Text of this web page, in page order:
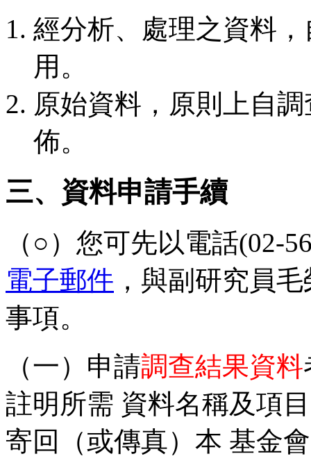
經分析、處理之資料
用。
原始資料，原則上自
佈。
三、資料申請手續
（○）您可先以電話(02-
電子郵件 ，與副研究員
事項。
（一）申請調查結果資料
註明所需 資料名稱及項
寄回（或傳真）本 基金